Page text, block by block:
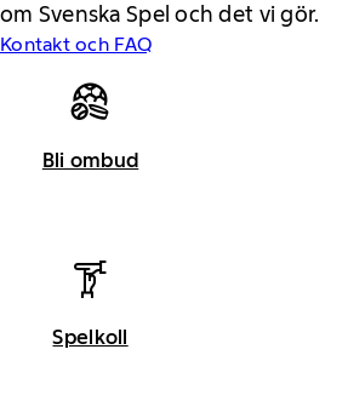
om Svenska Spel och det vi gör.
Kontakt och FAQ
Bli ombud
Spelkoll